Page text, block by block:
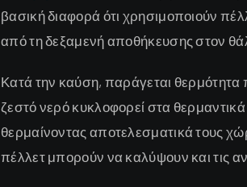
βασική διαφορά ότι χρησιμοποιούν
από τη δεξαμενή αποθήκευσης στον
Κατά την καύση, παράγεται
ζεστό νερό κυκλοφορεί στα
θερμαίνοντας αποτελεσματικά τους
πέλλετ μπορούν να καλύψουν και τις